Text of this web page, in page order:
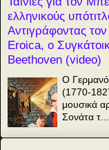
ελληνικούς
Αντιγράφοντας
Eroica, ο
Beethoven (video)
Ο
(1770-
μουσικά
Σονάτα τ...